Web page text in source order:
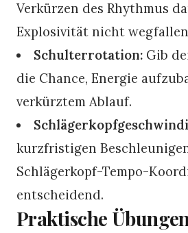
Verkürzen des Rhythmus
Explosivität nicht
Schulterrotation: Gib
die Chance, Energie
verkürztem Ablauf.
kurzfristigen
Schlägerkopf-Tempo-
entscheidend.
Praktische